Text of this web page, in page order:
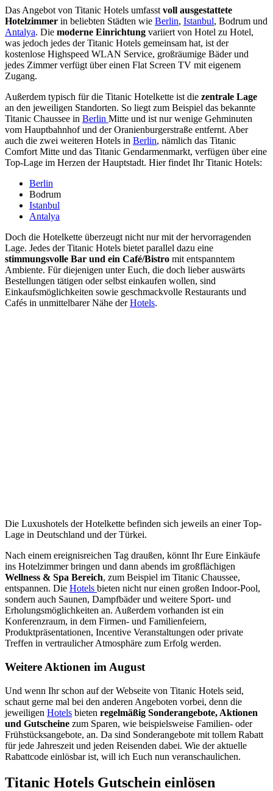
Das Angebot von Titanic Hotels umfasstvoll ausgestattete
Hotelzimmer in beliebten Städten wie Berlin, Istanbul, Bodrum und
Antalya. Die moderne Einrichtung variiert von Hotel zu Hotel,
was jedoch jedes der Titanic Hotels gemeinsam hat, ist der
kostenlose Highspeed WLAN Service, großräumige Bäder und
jedes Zimmer verfügt über einen Flat Screen TV mit eigenem
Zugang.
Außerdem typisch für die Titanic Hotelkette ist die zentrale Lage
an den jeweiligen Standorten. So liegt zum Beispiel das bekannte
Titanic Chaussee in Berlin Mitte und ist nur wenige Gehminuten
vom Hauptbahnhof und der Oranienburgerstraße entfernt. Aber
auch die zwei weiteren Hotels in Berlin, nämlich das Titanic
Comfort Mitte und das Titanic Gendarmenmarkt, verfügen über eine
Top-Lage im Herzen der Hauptstadt. Hier findet Ihr Titanic Hotels:
Berlin
Bodrum
Istanbul
Antalya
Doch die Hotelkette überzeugt nicht nur mit der hervorragenden
Lage. Jedes der Titanic Hotels bietet parallel dazu eine
stimmungsvolle Bar und ein Café/Bistro mit entspanntem
Ambiente. Für diejenigen unter Euch, die doch lieber auswärts
Bestellungen tätigen oder selbst einkaufen wollen, sind
Einkaufsmöglichkeiten sowie geschmackvolle Restaurants und
Cafés in unmittelbarer Nähe derHotels.
Die Luxushotels der Hotelkette befinden sich jeweils an einer Top-
Lage in Deutschland und der Türkei.
Nach einem ereignisreichen Tag draußen, könnt Ihr Eure Einkäufe
ins Hotelzimmer bringen und dann abends im großflächigen
Wellness & Spa Bereich, zum Beispiel im Titanic Chaussee,
entspannen. Die Hotels bieten nicht nur einen großen Indoor-Pool,
sondern auch Saunen, Dampfbäder und weitere Sport- und
Erholungsmöglichkeiten an. Außerdem vorhanden ist ein
Konferenzraum, in dem Firmen- und Familienfeiern,
Produktpräsentationen, Incentive Veranstaltungen oder private
Treffen in vertraulicher Atmosphäre zum Erfolg werden.
Weitere Aktionen im August
Und wenn Ihr schon auf der Webseite von Titanic Hotels seid,
schaut gerne mal bei den anderen Angeboten vorbei, denn die
jeweiligen Hotels bieten regelmäßig Sonderangebote, Aktionen
und Gutscheine zum Sparen, wie beispielsweise Familien- oder
Frühstücksangebote, an. Da sind Sonderangebote mit tollem Rabatt
für jede Jahreszeit und jeden Reisenden dabei. Wie der aktuelle
Rabattcode einlösbar ist, will ich Euch nun veranschaulichen.
Titanic Hotels Gutschein einlösen